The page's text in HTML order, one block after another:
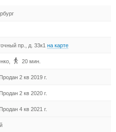
пр., д. 33к1на карте
20 мин.
2 кв 2019 г.
2 кв 2020 г.
4 кв 2021 г.